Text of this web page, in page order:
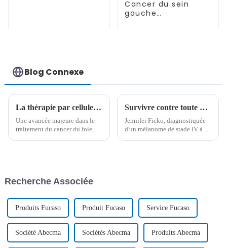
Cancer du sein
gauche
carcinomateuse
dans les deux
poumons-03
Blog Connexe
La thérapie par cellules NK combinée au vaccin DC montre une amélioration spectaculaire du cancer du foie à un stade avancé
Une avancée majeure dans le
traitement du cancer du foie
Cette immunothérapie
remarquable…
Survivre contre toute attente : 14 ans de résilience dans la lutte contre le mélanome de stade IV
Jennifer Ficko, diagnostiquée
d'un mélanome de stade IV à 48
Recherche Associée
Produits Fucaso Produit Fucaso Service Fucaso
Société Abecma Sociétés Abecma Produits Abecma